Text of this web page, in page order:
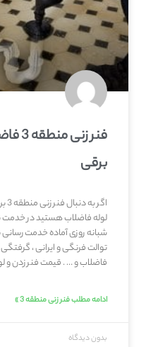
فنر
برقی
شبانه روزی آماده خدمت
توالت فرنگی و ایرانی ،
فاضلاب و … . قیمت فنر زدن و
ادامه مطلب فنر زنی منطقه 3 »
بدون دیدگاه